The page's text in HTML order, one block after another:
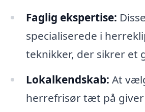
Faglig ekspertise:
specialiserede i
teknikker, der sikrer et
Lokalkendskab: At
herrefrisør tæt på